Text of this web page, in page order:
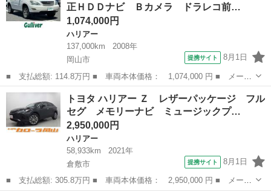
トライト ア...
正ＨＤＤナビ Ｂカメラ ドラレコ前…
1,074,000円
ハリアー
137,000km
2008年
岡山市
提携サイト 8月1日
■ 支払総額: 114.8万円 ■ 車両本体価格： 1,074,000 円 ■ メーカ
ー名： トヨタ ■ 車種名： ハリアー ■ グレード名： ２４０
Ｇ Ｌパッケージ 純正ＨＤＤナビ Ｂカメラ ドラレコ前後 純正
１７インチ...
岡山 岡山市 ハリアー
トヨタ ハリアー Ｚ レザーパッケージ フル
セグ メモリーナビ ミュージックプ…
2,950,000円
ハリアー
58,933km
2021年
倉敷市
提携サイト 8月1日
■ 支払総額: 305.8万円 ■ 車両本体価格： 2,950,000 円 ■ メーカ
ー名： トヨタ ■ 車種名： ハリアー ■ グレード名： Ｚ レザ